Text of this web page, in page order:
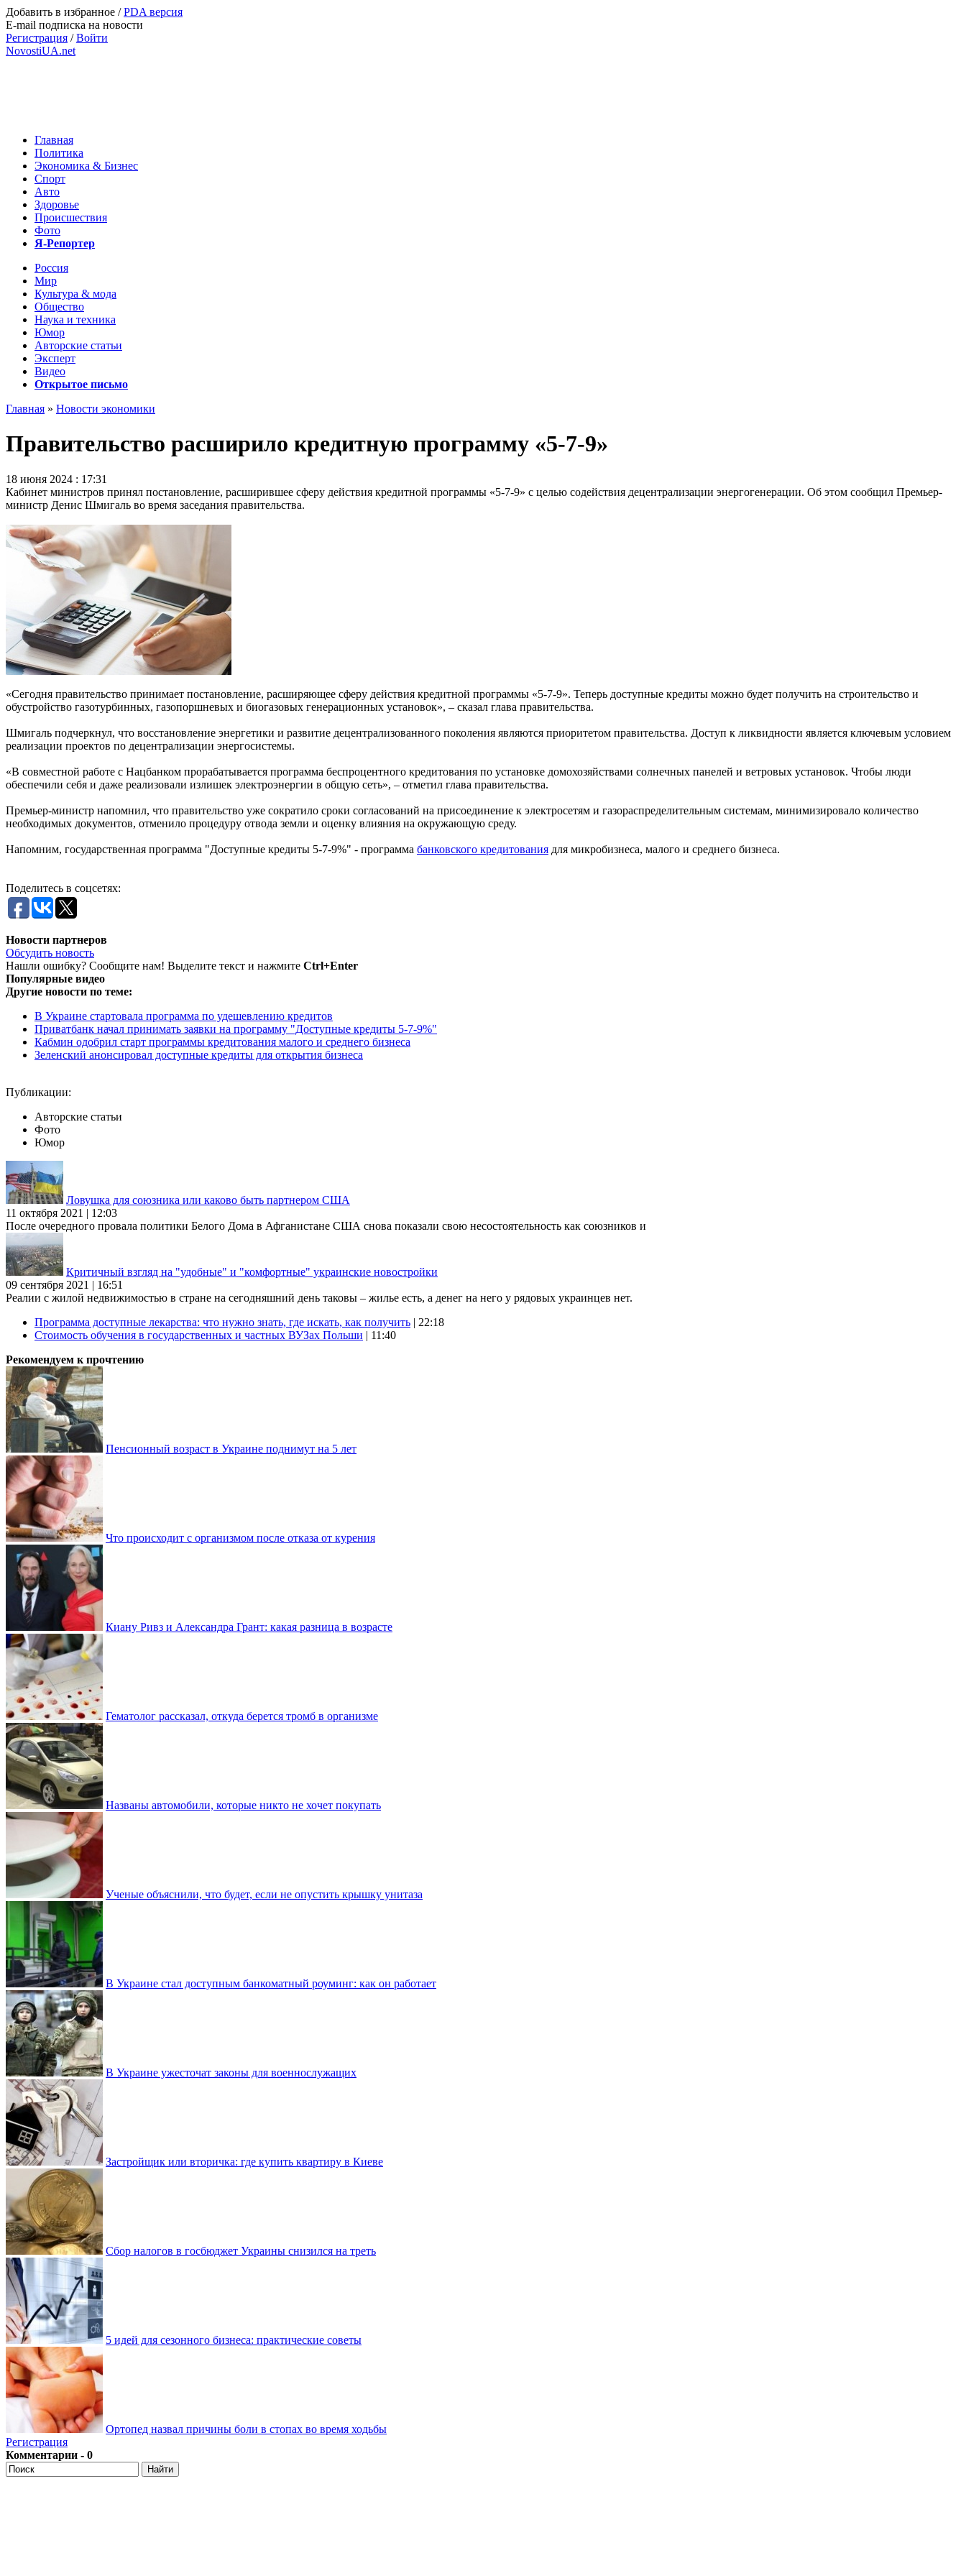
Добавить в избранное /PDA версия
E-mail подписка на новости
Регистрация /Войти
NovostiUA.net
Главная
Политика
Экономика & Бизнес
Спорт
Авто
Здоровье
Происшествия
Фото
Я-Репортер
Россия
Мир
Культура & мода
Общество
Наука и техника
Юмор
Авторские статьи
Эксперт
Видео
Открытое письмо
Главная » Новости экономики
Правительство расширило кредитную программу «5-7-9»
18 июня 2024 : 17:31
Кабинет министров принял постановление, расширившее сферу действия кредитной программы «5-7-9» с целью содействия децентрализации энергогенерации. Об этом сообщил Премьер-
министр Денис Шмигаль во время заседания правительства.
«Сегодня правительство принимает постановление, расширяющее сферу действия кредитной программы «5-7-9». Теперь доступные кредиты можно будет получить на строительство и
обустройство газотурбинных, газопоршневых и биогазовых генерационных установок», – сказал глава правительства.
Шмигаль подчеркнул, что восстановление энергетики и развитие децентрализованного поколения являются приоритетом правительства. Доступ к ликвидности является ключевым условием
реализации проектов по децентрализации энергосистемы.
«В совместной работе с Нацбанком прорабатывается программа беспроцентного кредитования по установке домохозяйствами солнечных панелей и ветровых установок. Чтобы люди
обеспечили себя и даже реализовали излишек электроэнергии в общую сеть», – отметил глава правительства.
Премьер-министр напомнил, что правительство уже сократило сроки согласований на присоединение к электросетям и газораспределительным системам, минимизировало количество
необходимых документов, отменило процедуру отвода земли и оценку влияния на окружающую среду.
Напомним, государственная программа "Доступные кредиты 5-7-9%" - программа банковского кредитования для микробизнеса, малого и среднего бизнеса.
Поделитесь в соцсетях:
Новости партнеров
Обсудить новость
Нашли ошибку? Сообщите нам! Выделите текст и нажмите Ctrl+Enter
Популярные видео
Другие новости по теме:
В Украине стартовала программа по удешевлению кредитов
Приватбанк начал принимать заявки на программу "Доступные кредиты 5-7-9%"
Кабмин одобрил старт программы кредитования малого и среднего бизнеса
Зеленский анонсировал доступные кредиты для открытия бизнеса
Публикации:
Авторские статьи
Фото
Юмор
Ловушка для союзника или каково быть партнером США
11 октября 2021 | 12:03
После очередного провала политики Белого Дома в Афганистане США снова показали свою несостоятельность как союзников и
Критичный взгляд на "удобные" и "комфортные" украинские новостройки
09 сентября 2021 | 16:51
Реалии с жилой недвижимостью в стране на сегодняшний день таковы – жилье есть, а денег на него у рядовых украинцев нет.
Программа доступные лекарства: что нужно знать, где искать, как получить | 22:18
Стоимость обучения в государственных и частных ВУЗах Польши | 11:40
Рекомендуем к прочтению
Пенсионный возраст в Украине поднимут на 5 лет
Что происходит с организмом после отказа от курения
Киану Ривз и Александра Грант: какая разница в возрасте
Гематолог рассказал, откуда берется тромб в организме
Названы автомобили, которые никто не хочет покупать
Ученые объяснили, что будет, если не опустить крышку унитаза
В Украине стал доступным банкоматный роуминг: как он работает
В Украине ужесточат законы для военнослужащих
Застройщик или вторичка: где купить квартиру в Киеве
Сбор налогов в госбюджет Украины снизился на треть
5 идей для сезонного бизнеса: практические советы
Ортопед назвал причины боли в стопах во время ходьбы
Регистрация
Комментарии - 0